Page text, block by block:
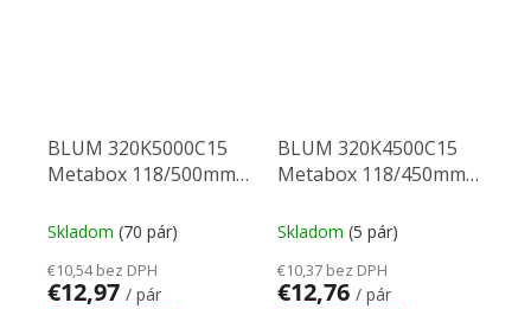
BLUM 320K5000C15
Metabox 118/500mm
Skladom (70 pár)
€10,54 bez DPH
€12,97 / pár
BLUM 320K4500C15
Metabox 118/450mm
Skladom (5 pár)
€10,37 bez DPH
€12,76 / pár